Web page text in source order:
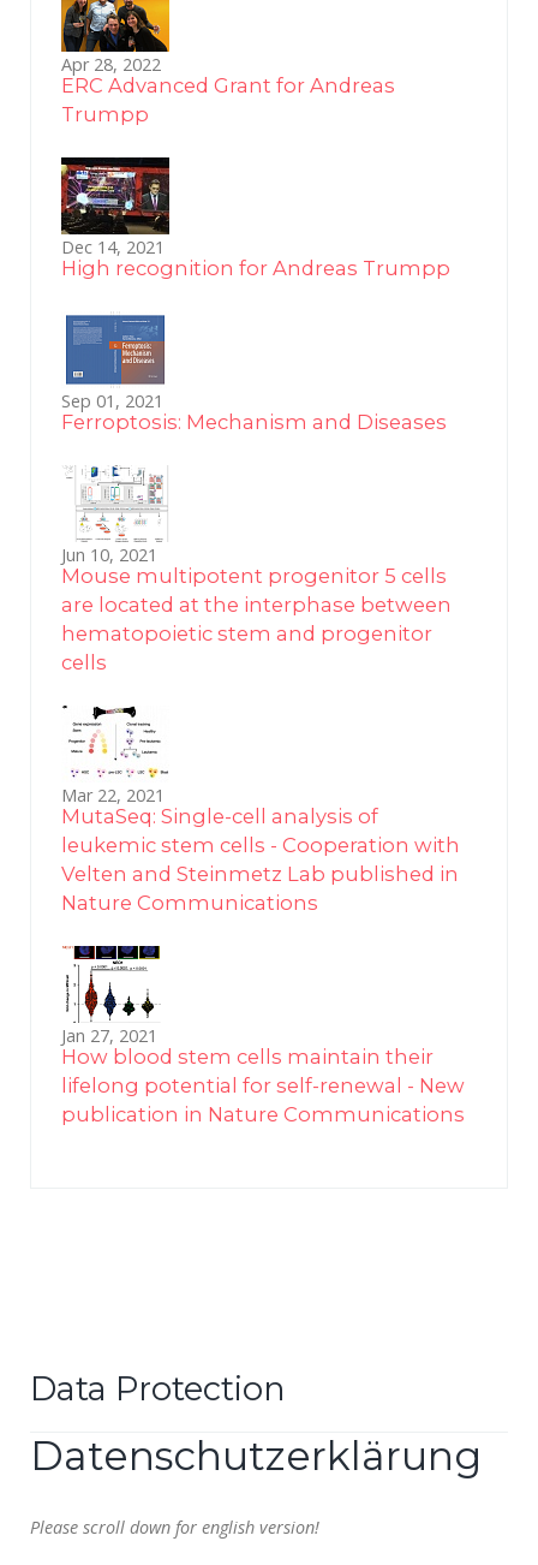
Apr 28, 2022
ERC Advanced Grant for Andreas
Trumpp
Dec 14, 2021
High recognition for Andreas Trumpp
Sep 01, 2021
Ferroptosis: Mechanism and Diseases
Jun 10, 2021
Mouse multipotent progenitor 5 cells
are located at the interphase between
hematopoietic stem and progenitor
cells
Mar 22, 2021
MutaSeq: Single-cell analysis of
leukemic stem cells - Cooperation with
Velten and Steinmetz Lab published in
Nature Communications
Jan 27, 2021
How blood stem cells maintain their
lifelong potential for self-renewal - New
publication in Nature Communications
Data Protection
Datenschutzerklärung
Please scroll down for english version!